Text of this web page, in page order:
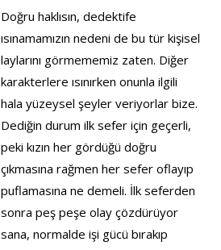
Doğru haklısın, dedektife
ısınamamızın nedeni de bu tür kişisel
laylarını görmememiz zaten. Diğer
karakterlere ısınırken onunla ilgili
hala yüzeysel şeyler veriyorlar bize.
Dediğin durum ilk sefer için geçerli,
peki kızın her gördüğü doğru
çıkmasına rağmen her sefer oflayıp
puflamasına ne demeli. İlk seferden
sonra peş peşe olay çözdürüyor
sana, normalde işi gücü bırakıp